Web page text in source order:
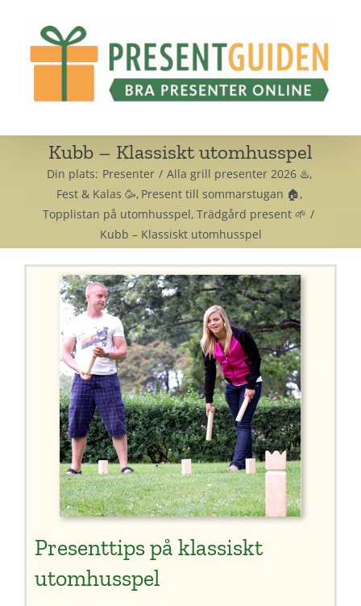
Kubb – Klassiskt utomhusspel
Din plats: Presenter
Alla grill presenter 2026 ♨️
Fest & Kalas 🥳 Present till sommarstugan 🏠
Topplistan på utomhusspel Trädgård present 🌱
Kubb – Klassiskt utomhusspel
Presenttips på klassiskt
utomhusspel